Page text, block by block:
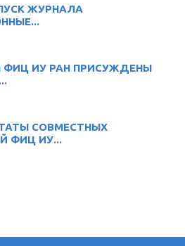
ЖУРНАЛА
ИУ РАН ПРИСУЖДЕНЫ
СОВМЕСТНЫХ
ФИЦ ИУ...